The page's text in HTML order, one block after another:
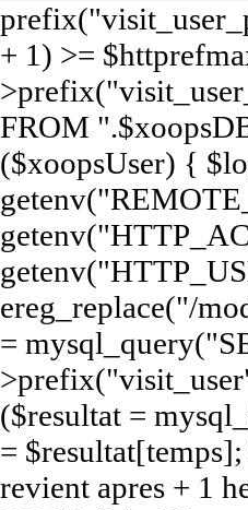
+ 1) >=
FROM
($xoopsUser) {
ereg_replace("/
=
($resultat =
=
revient apres + 1